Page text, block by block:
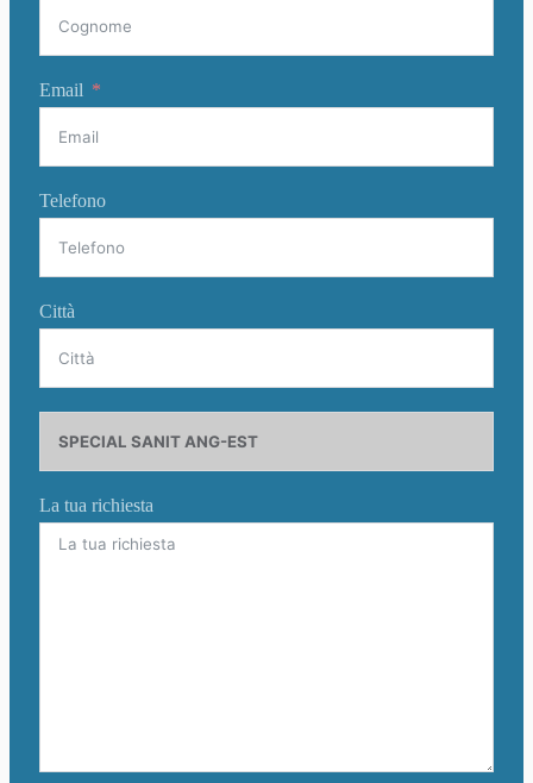
Email
Telefono
Città
La tua richiesta